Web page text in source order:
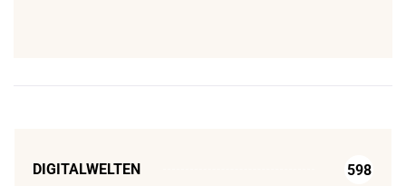
DIGITALWELTEN 598